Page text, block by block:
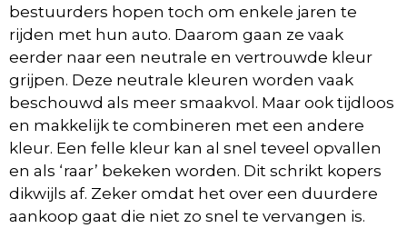
bestuurders hopen toch om enkele jaren te
rijden met hun auto. Daarom gaan ze vaak
eerder naar een neutrale en vertrouwde kleur
grijpen. Deze neutrale kleuren worden vaak
beschouwd als meer smaakvol. Maar ook tijdloos
en makkelijk te combineren met een andere
kleur. Een felle kleur kan al snel teveel opvallen
en als ‘raar’ bekeken worden. Dit schrikt kopers
dikwijls af. Zeker omdat het over een duurdere
aankoop gaat die niet zo snel te vervangen is.